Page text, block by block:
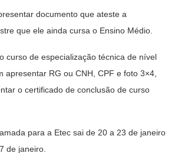
documento que ateste a
que ele ainda cursa o Ensino Médio.
curso de especialização técnica de nível
apresentar RG ou CNH, CPF e foto 3×4,
o certificado de conclusão de curso
para a Etec sai de 20 a 23 de janeiro
de janeiro.